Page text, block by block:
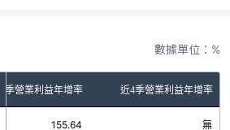
數據單位：%
單季營業利益年增率 近4季營業利益年增率
155.64 無